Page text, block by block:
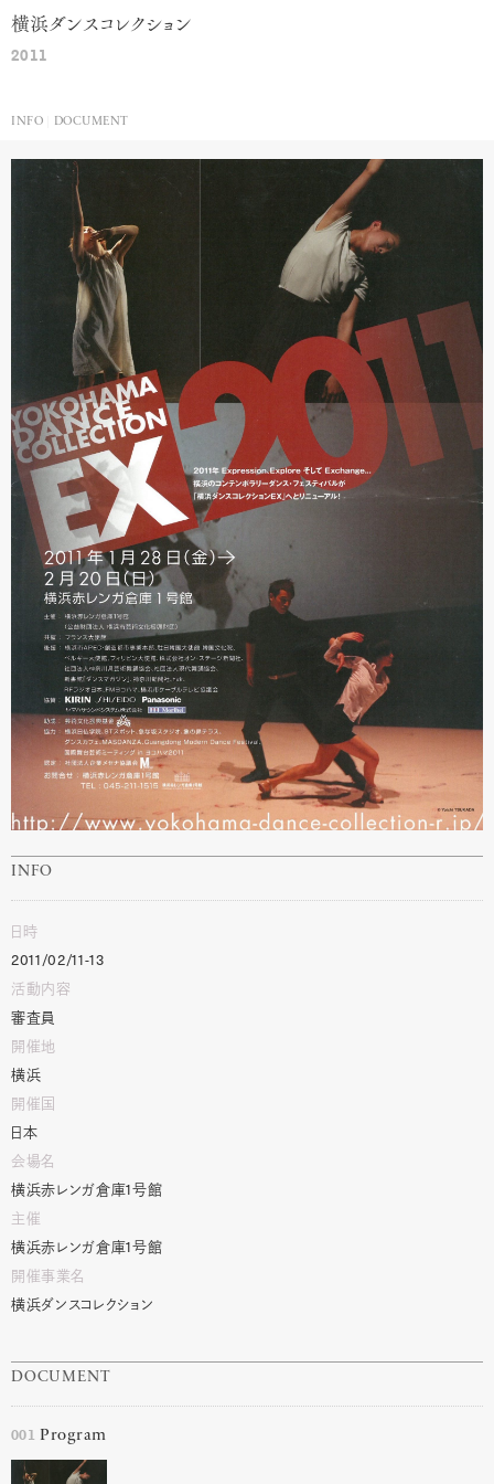
横浜ダンスコレクション
2011
INFO DOCUMENT
INFO
日時
2011/02/11-13
活動内容
審査員
開催地
横浜
開催国
日本
会場名
横浜赤レンガ倉庫1号館
主催
横浜赤レンガ倉庫1号館
開催事業名
横浜ダンスコレクション
DOCUMENT
001 Program